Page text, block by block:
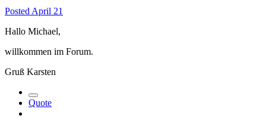
Posted April 21
Hallo Michael,
willkommen im Forum.
Gruß Karsten
Quote